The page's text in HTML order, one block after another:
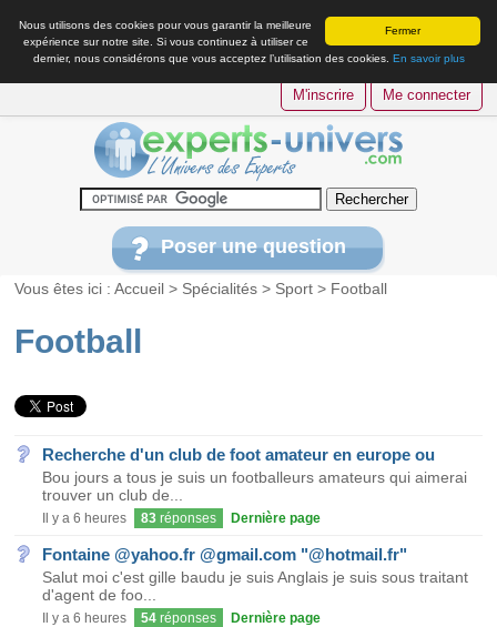
Fermer
Nous utilisons des cookies pour vous garantir la meilleure
expérience sur notre site. Si vous continuez à utiliser ce
dernier, nous considérons que vous acceptez l’utilisation des cookies. En savoir plus
M'inscrire Me connecter
Poser une question
Vous êtes ici :Accueil > Spécialités > Sport > Football
Football
Recherche d'un club de foot amateur en europe ou
Bou jours a tous je suis un footballeurs amateurs qui aimerai
trouver un club de...
Il y a 6 heures 83 réponses Dernière page
Fontaine @yahoo.fr @gmail.com "@hotmail.fr"
Salut moi c'est gille baudu je suis Anglais je suis sous traitant
d'agent de foo...
Il y a 6 heures 54 réponses Dernière page